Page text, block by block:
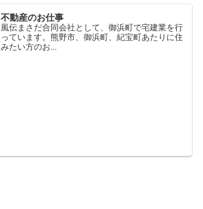
不動産のお仕事
風伝まさだ合同会社として、御浜町で宅建業を行
っています。熊野市、御浜町、紀宝町あたりに住
みたい方のお...